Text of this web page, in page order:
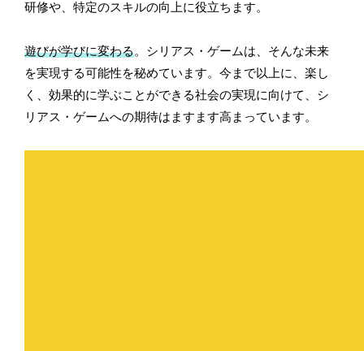
研修や、特定のスキルの向上に役立ちます。
遊びが学びに変わる。シリアス・ゲームは、そんな未来
を実現する可能性を秘めています。今まで以上に、楽し
く、効果的に学ぶことができる社会の実現に向けて、シ
リアス・ゲームへの期待はますます高まっています。